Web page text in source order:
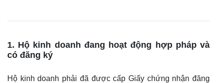
1. Hộ kinh doanh đang hoạt động hợp pháp và
có đăng ký
Hộ kinh doanh phải đã được cấp Giấy chứng nhận đăng